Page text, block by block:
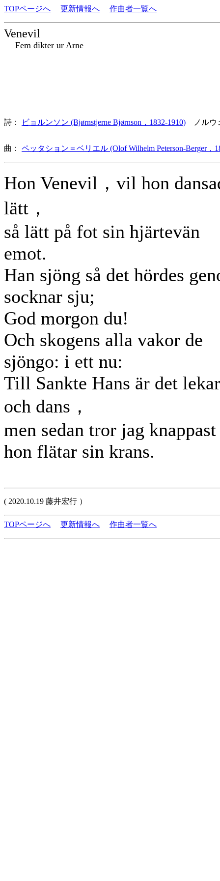
TOPページへ 更新情報へ 作曲者一覧へ
Venevil
Fem dikter ur Arne
詩： ビョルンソン (Bjørnstjerne Bjørnson，1832-1910) ノルウ
曲： ペッタション＝ベリエル (Olof Wilhelm Peterson-Berger，
Hon Venevil，vil hon
lätt，
så lätt på fot sin hjärtevän
emot.
Han sjöng så det hördes
socknar sju;
God morgon du!
Och skogens alla vakor de
sjöngo: i ett nu:
Till Sankte Hans är det lekar
och dans，
men sedan tror jag
hon flätar sin krans.
( 2020.10.19 藤井宏行 ）
TOPページへ 更新情報へ 作曲者一覧へ